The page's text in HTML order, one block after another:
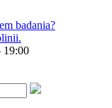
badania?
19:00